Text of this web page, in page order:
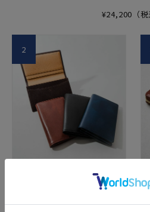
¥24,200（税
ササマチ名刺入れ｜シラサギ
2